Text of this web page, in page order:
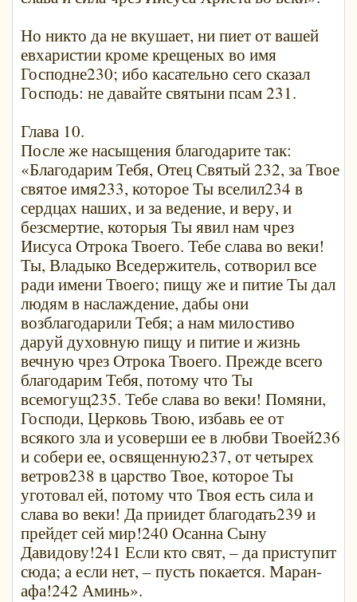
Но никто да не вкушает, ни пиет от вашей
евхаристии кроме крещеных во имя
Господне230; ибо касательно сего сказал
Господь: не давайте святыни псам 231.
Глава 10.
После же насыщения благодарите так:
«Благодарим Тебя, Отец Святый 232, за Твое
святое имя233, которое Ты вселил234 в
сердцах наших, и за ведение, и веру, и
безсмертие, которыя Ты явил нам чрез
Иисуса Отрока Твоего. Тебе слава во веки!
Ты, Владыко Вседержитель, сотворил все
ради имени Твоего; пищу же и питие Ты дал
людям в наслаждение, дабы они
возблагодарили Тебя; а нам милостиво
даруй духовную пищу и питие и жизнь
вечную чрез Отрока Твоего. Прежде всего
благодарим Тебя, потому что Ты
всемогущ235. Тебе слава во веки! Помяни,
Господи, Церковь Твою, избавь ее от
всякого зла и усоверши ее в любви Твоей236
и собери ее, освященную237, от четырех
ветров238 в царство Твое, которое Ты
уготовал ей, потому что Твоя есть сила и
слава во веки! Да приидет благодать239 и
прейдет сей мир!240 Осанна Сыну
Давидову!241 Если кто свят, – да приступит
сюда; а если нет, – пусть покается. Маран-
афа!242 Аминь».